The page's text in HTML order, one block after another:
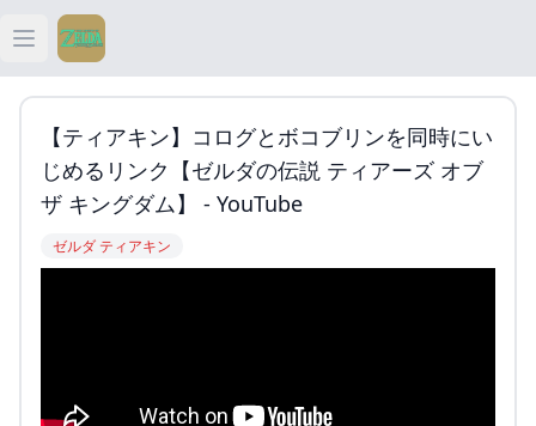
Open main menu
ティアキン
ティアキン 祠
【ティアキン】コログとボコブリンを同時にい
じめるリンク【ゼルダの伝説 ティアーズ オブ
ザ キングダム】 - YouTube
ゼルダ ティアキン